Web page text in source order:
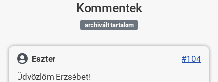
Kommentek
archivált tartalom
Eszter
#104
Üdvözlöm Erzsébet!